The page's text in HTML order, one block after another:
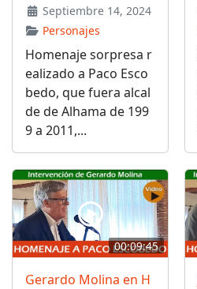
Septiembre 14, 2024
Personajes
Homenaje sorpresa r
ealizado a Paco Esco
bedo, que fuera alcal
de de Alhama de 199
9 a 2011,...
00:09:45
Gerardo Molina en H